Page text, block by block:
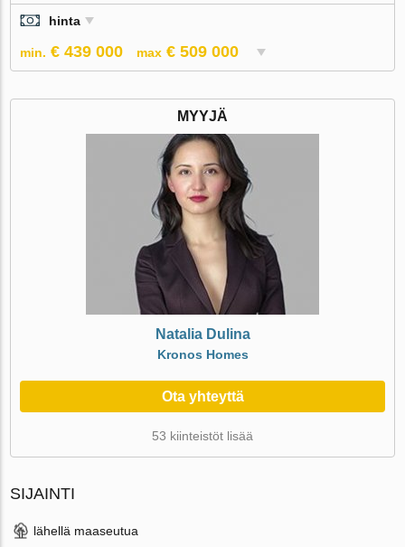
hinta
min. € 439 000 max € 509 000
MYYJÄ
Natalia Dulina
Kronos Homes
Ota yhteyttä
53 kiinteistöt lisää
SIJAINTI
lähellä maaseutua